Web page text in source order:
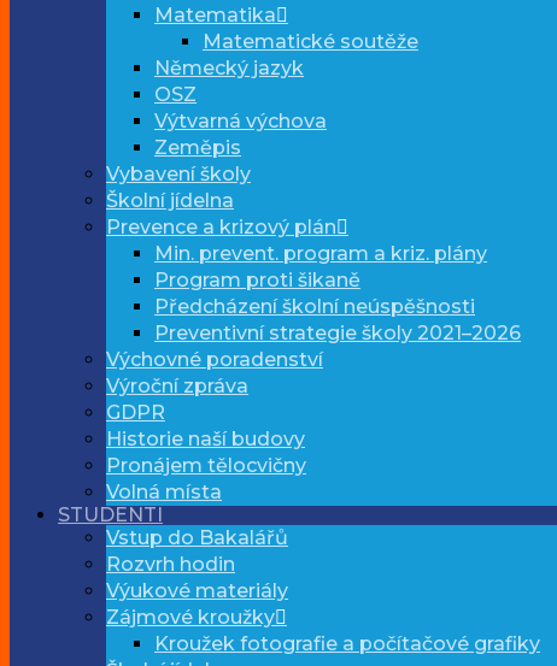
Matematika
Matematické soutěže
Německý jazyk
OSZ
Výtvarná výchova
Zeměpis
Vybavení školy
Školní jídelna
Prevence a krizový plán
Min. prevent. program a kriz. plány
Program proti šikaně
Předcházení školní neúspěšnosti
Preventivní strategie školy 2021–2026
Výchovné poradenství
Výroční zpráva
GDPR
Historie naší budovy
Pronájem tělocvičny
Volná místa
STUDENTI
Vstup do Bakalářů
Rozvrh hodin
Výukové materiály
Zájmové kroužky
Kroužek fotografie a počítačové grafiky